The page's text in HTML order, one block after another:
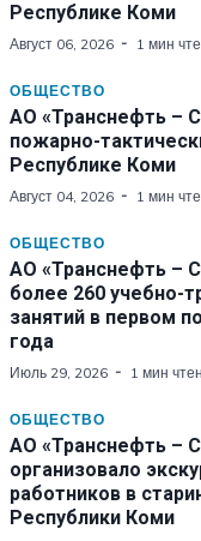
Республике Коми
Август 06, 2026 1 мин
ОБЩЕСТВО
АО «Транснефть –
пожарно-
Республике Коми
Август 04, 2026 1 мин
ОБЩЕСТВО
АО «Транснефть –
более 260 учебно-
занятий в первом
года
Июль 29, 2026 1 мин
ОБЩЕСТВО
АО «Транснефть –
организовало
работников в
Республики Коми